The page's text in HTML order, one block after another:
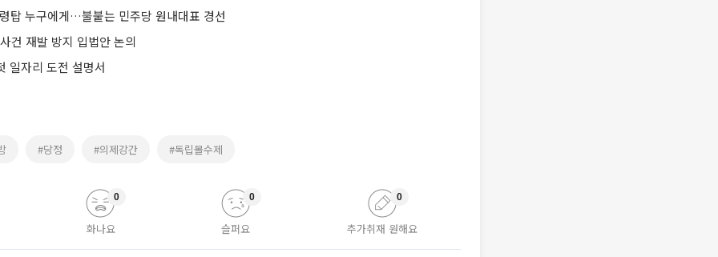
령탑 누구에게…불붙는 민주당 원내대표 경선
건 재발 방지 입법안 논의
일자리 도전 설명서
#당정 #의제강간 #독립몰수제
화나요
0
슬퍼요
0
추가취재 원해요
0